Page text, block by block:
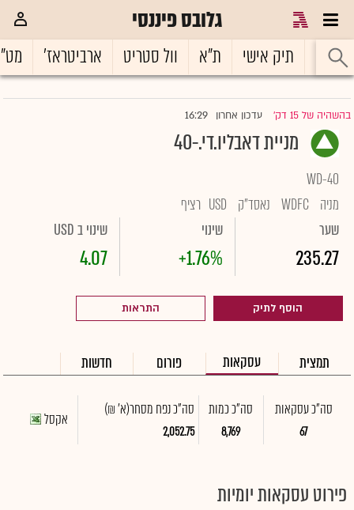
גלובס פיננסי
ראשי תיק אישי ת"א וול סטריט ארביטראז'
בהשהיה של 15 דק' |עדכון אחרון 16:29
מניית דאבליו.די.-40
WD-40
מניה WDFC נאסד"ק USD רציף
שער
235.27
שינוי
+1.76%
שינוי ב USD
4.07
הוסף לתיק התראות
תמצית עסקאות פורום חדשות
סה"כ עסקאות
67
סה"כ כמות
8,769
סה"כ נפח מסחר(א' ₪)
2,052.75
אקסל
פירוט עסקאות יומיות